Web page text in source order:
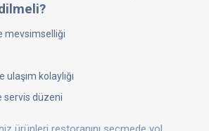
mevsimselliği
ulaşım kolaylığı
servis düzeni